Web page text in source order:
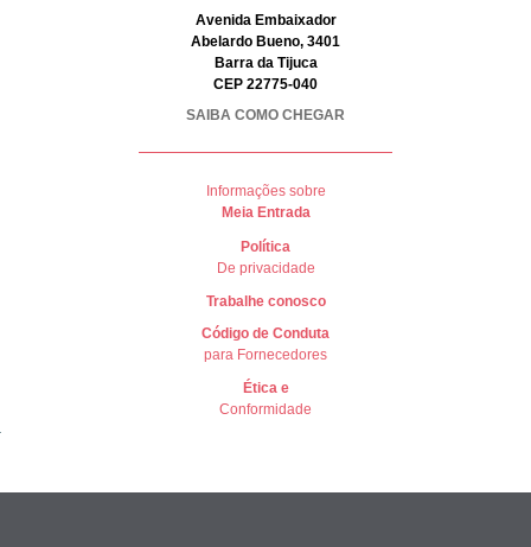
Avenida Embaixador
Abelardo Bueno, 3401
Barra da Tijuca
CEP 22775-040
SAIBA COMO CHEGAR
Informações sobre
Meia Entrada
Política
De privacidade
Trabalhe conosco
Código de Conduta
para Fornecedores
Ética e
Conformidade